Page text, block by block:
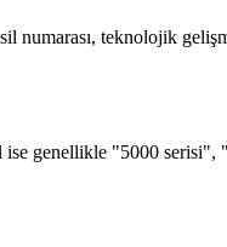
teknolojik
genellikle "5000 serisi",